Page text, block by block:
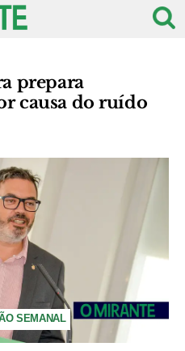
prepara
causa do ruído
SEMANAL